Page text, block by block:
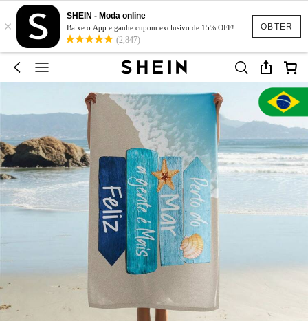
OBTER
×
SHEIN - Moda online
Baixe o App e ganhe cupom exclusivo de 15% OFF!
(2,847)